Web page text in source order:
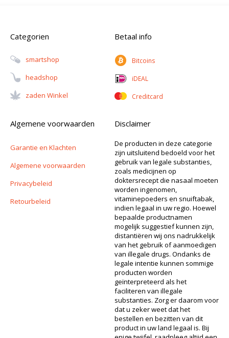
Categorien
Smartshop
Headshop
Zaden Winkel
Betaal info
Bitcoins
iDEAL
Creditcard
Algemene voorwaarden
Garantie en Klachten
Algemene voorwaarden
Privacybeleid
Retourbeleid
Disclaimer
De producten in deze categorie
zijn uitsluitend bedoeld voor het
gebruik van legale substanties,
zoals medicijnen op
doktersrecept die nasaal moeten
worden ingenomen,
vitaminepoeders en snuiftabak,
indien legaal in uw regio. Hoewel
bepaalde productnamen
mogelijk suggestief kunnen zijn,
distantiëren wij ons nadrukkelijk
van het gebruik of aanmoedigen
van illegale drugs. Ondanks de
legale intentie kunnen sommige
producten worden
geïnterpreteerd als het
faciliteren van illegale
substanties. Zorg er daarom voor
dat u zeker weet dat het
bestellen en bezitten van dit
product in uw land legaal is. Bij